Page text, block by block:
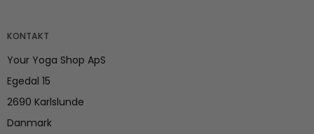
KONTAKT
Your Yoga Shop ApS
Egedal 15
2690 Karlslunde
Danmark